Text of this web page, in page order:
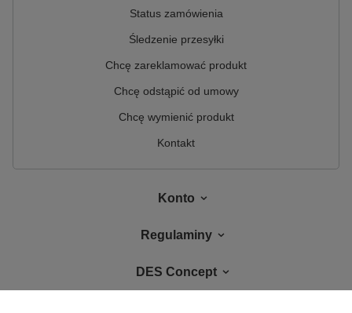
Status zamówienia
Śledzenie przesyłki
Chcę zareklamować produkt
Chcę odstąpić od umowy
Chcę wymienić produkt
Kontakt
Konto
Regulaminy
DES Concept